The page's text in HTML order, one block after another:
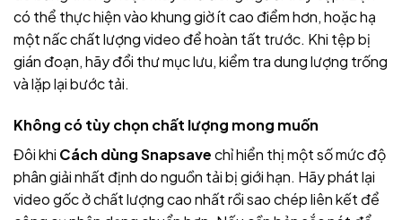
có thể thực hiện vào khung giờ ít cao điểm hơn, hoặc hạ
một nấc chất lượng video để hoàn tất trước. Khi tệp bị
gián đoạn, hãy đổi thư mục lưu, kiểm tra dung lượng trống
và lặp lại bước tải.
Không có tùy chọn chất lượng mong muốn
Đôi khi Cách dùng Snapsavechỉ hiển thị một số mức độ
phân giải nhất định do nguồn tải bị giới hạn. Hãy phát lại
video gốc ở chất lượng cao nhất rồi sao chép liên kết để